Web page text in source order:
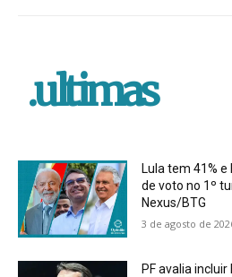
.ultimas
Lula tem 41% e
de voto no 1º
Nexus/BTG
3 de agosto de
PF avalia